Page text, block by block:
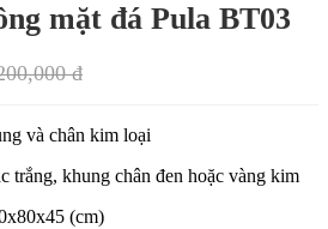
mặt đá Pula BT03
đ
và chân kim loại
trắng, khung chân đen hoặc vàng kim
(cm)